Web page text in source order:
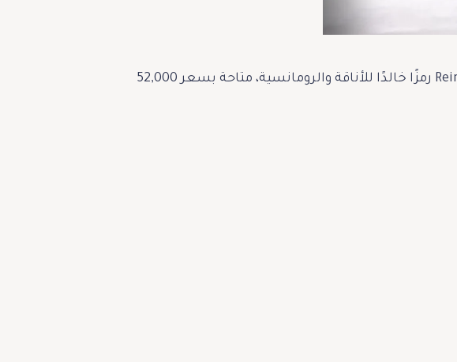
بفضل هذه المواصفات الرائعة، تُصبح ساعة Reine de Naples 9915 Saint-Valentin رمزًا خالدًا للأناقة والرومانسية، متاحة بسعر 52,000